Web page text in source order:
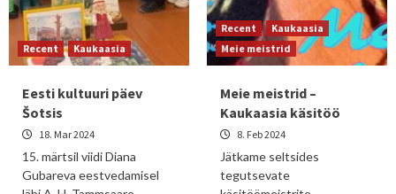
Recent Kaukaasia
Eesti kultuuri päev
Šotsis
18. Mar 2024
15. märtsil viidi Diana
Gubareva eestvedamisel
Recent
Kaukaasia
Meie meistrid
Meie meistrid –
Kaukaasia käsitöö
8. Feb 2024
Jätkame seltsides
tegutsevate